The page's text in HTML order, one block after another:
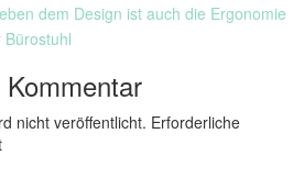
dem Design ist auch die Ergonomie
nicht veröffentlicht. Erforderliche